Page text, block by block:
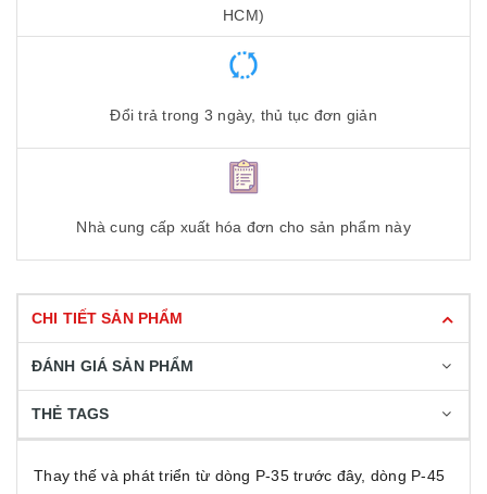
HCM)
Đổi trả trong 3 ngày, thủ tục đơn giản
Nhà cung cấp xuất hóa đơn cho sản phẩm này
CHI TIẾT SẢN PHẨM
ĐÁNH GIÁ SẢN PHẨM
THẺ TAGS
Thay thế và phát triển từ dòng P-35 trước đây, dòng P-45